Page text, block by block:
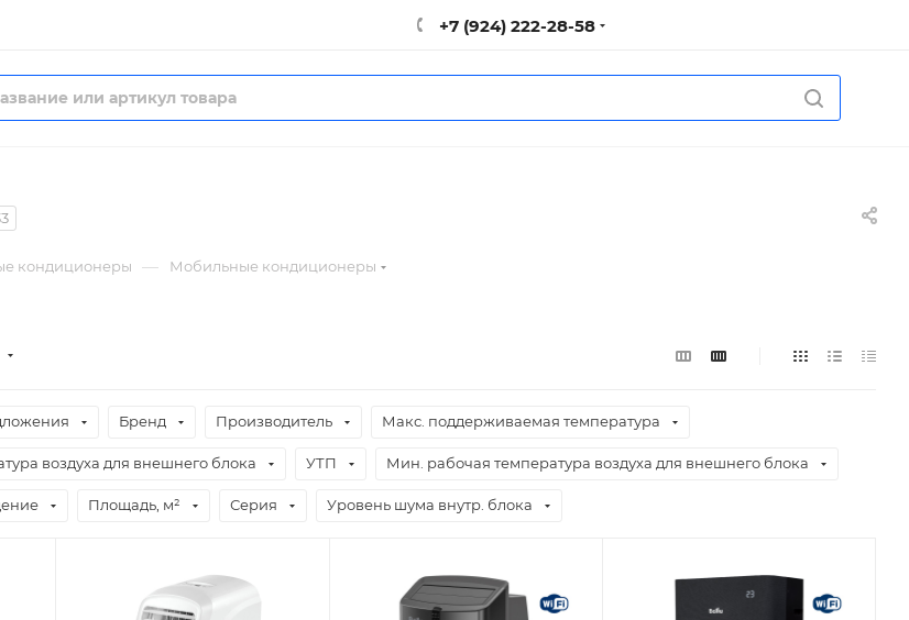
+7 (924) 222-28-58
кондиционеры — Мобильные кондиционеры
Бренд Производитель Макс. поддерживаемая температура
воздуха для внешнего блока УТП Мин. рабочая температура воздуха для внешнего блока
Площадь, м² Серия Уровень шума внутр. блока